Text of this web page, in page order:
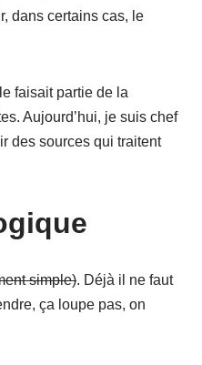
dans certains cas, le
faisait partie de la
Aujourd’hui, je suis chef
des sources qui traitent
simple). Déjà il ne faut
ça loupe pas, on